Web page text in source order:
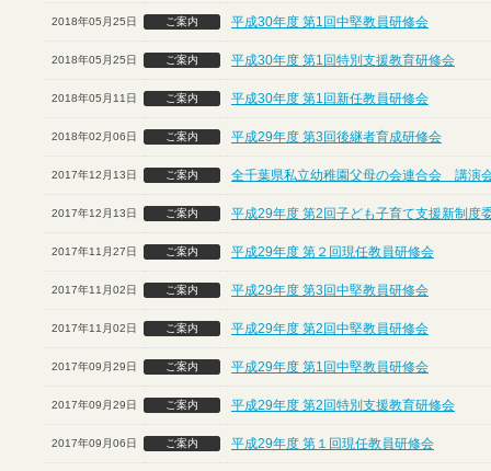
2018年05月25日 ご案内 平成30年度 第1回中堅教員研修会
2018年05月25日 ご案内 平成30年度 第1回特別支援教育研修会
2018年05月11日 ご案内 平成30年度 第1回新任教員研修会
2018年02月06日 ご案内 平成29年度 第3回後継者育成研修会
2017年12月13日 ご案内 全千葉県私立幼稚園父母の会連合会 講演
2017年12月13日 ご案内 平成29年度 第2回子ども子育て支援新制度
2017年11月27日 ご案内 平成29年度 第２回現任教員研修会
2017年11月02日 ご案内 平成29年度 第3回中堅教員研修会
2017年11月02日 ご案内 平成29年度 第2回中堅教員研修会
2017年09月29日 ご案内 平成29年度 第1回中堅教員研修会
2017年09月29日 ご案内 平成29年度 第2回特別支援教育研修会
2017年09月06日 ご案内 平成29年度 第１回現任教員研修会